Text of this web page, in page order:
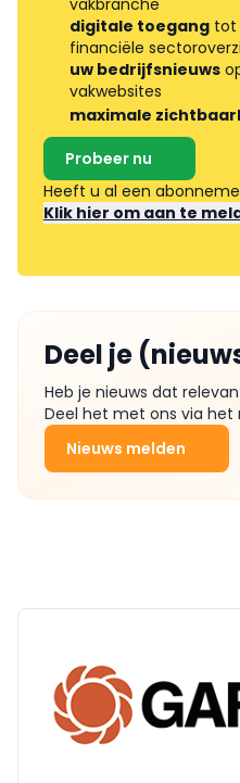
vakbranche
digitale toegang tot
financiële
uw bedrijfsnieuws
vakwebsites
maximale
Probeer nu
Heeft u al een
Klik hier om aan te
Deel je
Heb je nieuws dat
Deel het met ons via het
Nieuws melden